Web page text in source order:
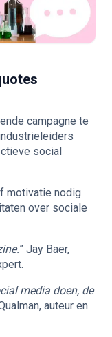
campagne te
social
motivatie nodig
over sociale
” Jay Baer,
media doen, de
auteur en